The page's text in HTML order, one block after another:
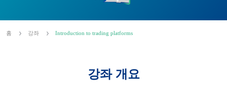
홈 강좌 Introduction to trading platforms
강좌 개요